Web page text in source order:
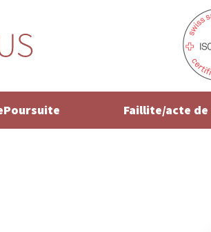
Faillite/acte